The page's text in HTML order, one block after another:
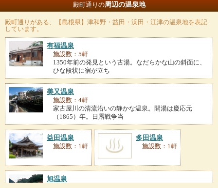
殿町通りの周辺の温泉地
殿町通り がある、【島根県】津和野・益田・浜田・江津の温泉地を表記
しています。
有福温泉
施設数：5軒
1350年前の発見という古湯。なだらかな山の斜面に、
ひな段状に宿が立ち
美又温泉
施設数：4軒
家古屋川の清流沿いの静かな温泉。開湯は慶応元
（1865）年。日露戦争当
益田温泉
施設数：1軒
多田温泉
施設数：1軒
旭温泉